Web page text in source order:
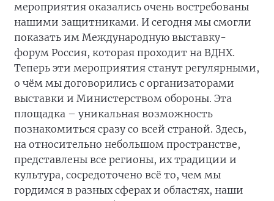
мероприятия оказались очень востребованы
нашими защитниками. И сегодня мы смогли
показать им Международную выставку-
форум Россия, которая проходит на ВДНХ.
Теперь эти мероприятия станут регулярными,
о чём мы договорились с организаторами
выставки и Министерством обороны. Эта
площадка – уникальная возможность
познакомиться сразу со всей страной. Здесь,
на относительно небольшом пространстве,
представлены все регионы, их традиции и
культура, сосредоточено всё то, чем мы
гордимся в разных сферах и областях, наши